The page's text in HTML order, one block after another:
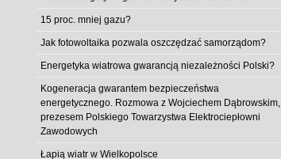
15 proc. mniej gazu?
Jak fotowoltaika pozwala oszczędzać samorządom?
Energetyka wiatrowa gwarancją niezależności Polski?
Kogeneracja gwarantem bezpieczeństwa
energetycznego. Rozmowa z Wojciechem Dąbrowskim,
prezesem Polskiego Towarzystwa Elektrociepłowni
Zawodowych
Łapią wiatr w Wielkopolsce